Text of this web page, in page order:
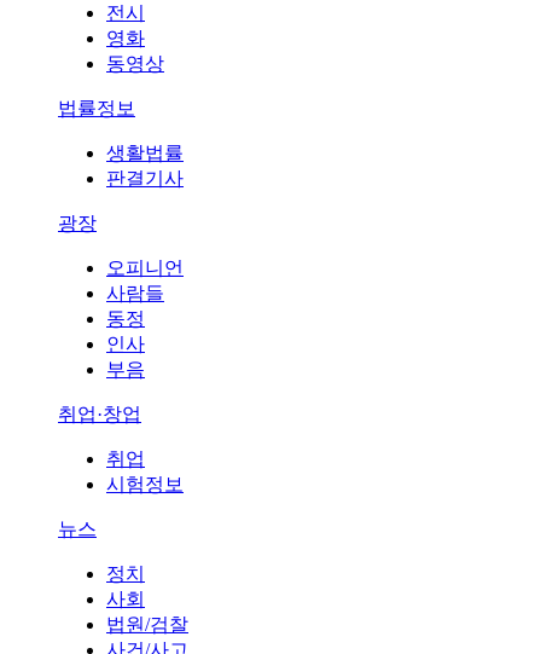
전시
영화
동영상
법률정보
생활법률
판결기사
광장
오피니언
사람들
동정
인사
부음
취업·창업
취업
시험정보
뉴스
정치
사회
법원/검찰
사건/사고